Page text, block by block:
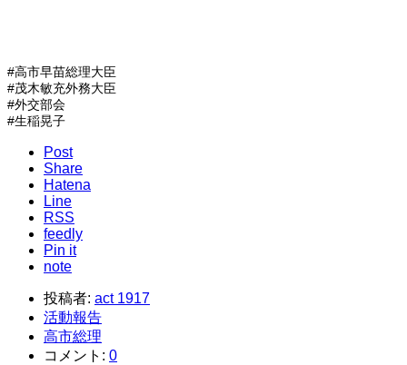
#高市早苗総理大臣
#茂木敏充外務大臣
#外交部会
#生稲晃子
Post
Share
Hatena
Line
RSS
feedly
Pin it
note
投稿者: act 1917
活動報告
高市総理
コメント: 0